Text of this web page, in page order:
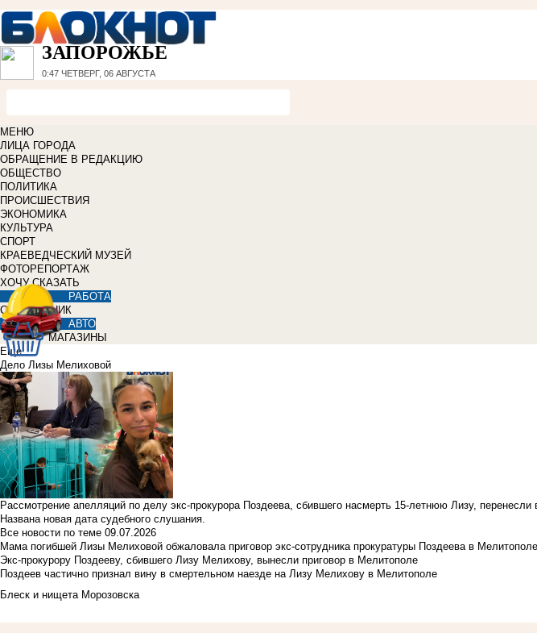
ЗАПОРОЖЬЕ
0:47 ЧЕТВЕРГ, 06 АВГУСТА
МЕНЮ
ЛИЦА ГОРОДА
ОБРАЩЕНИЕ В РЕДАКЦИЮ
ОБЩЕСТВО
ПОЛИТИКА
ПРОИСШЕСТВИЯ
ЭКОНОМИКА
КУЛЬТУРА
СПОРТ
КРАЕВЕДЧЕСКИЙ МУЗЕЙ
ФОТОРЕПОРТАЖ
ХОЧУ СКАЗАТЬ
РАБОТА
СПРАВОЧНИК
АВТО
МАГАЗИНЫ
Еще
Дело Лизы Мелиховой
Рассмотрение апелляций по делу экс-прокурора Поздеева, сбившего насмерть 15-летнюю Лизу,
Названа новая дата судебного слушания.
Все новости по теме 09.07.2026
Мама погибшей Лизы Мелиховой обжаловала приговор экс-сотрудника прокуратуры Поздеева в Мелитополе
Экс-прокурору Поздееву, сбившего Лизу Мелихову, вынесли приговор в Мелитополе
Поздеев частично признал вину в смертельном наезде на Лизу Мелихову в Мелитополе
Блеск и нищета Морозовска